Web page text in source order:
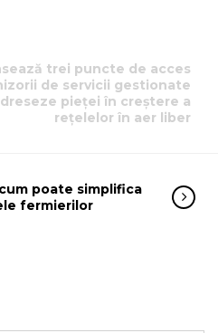
trei puncte de acces
de servicii gestionate
pieței în creștere a
rețelelor în aer liber
poate simplifica
fermierilor